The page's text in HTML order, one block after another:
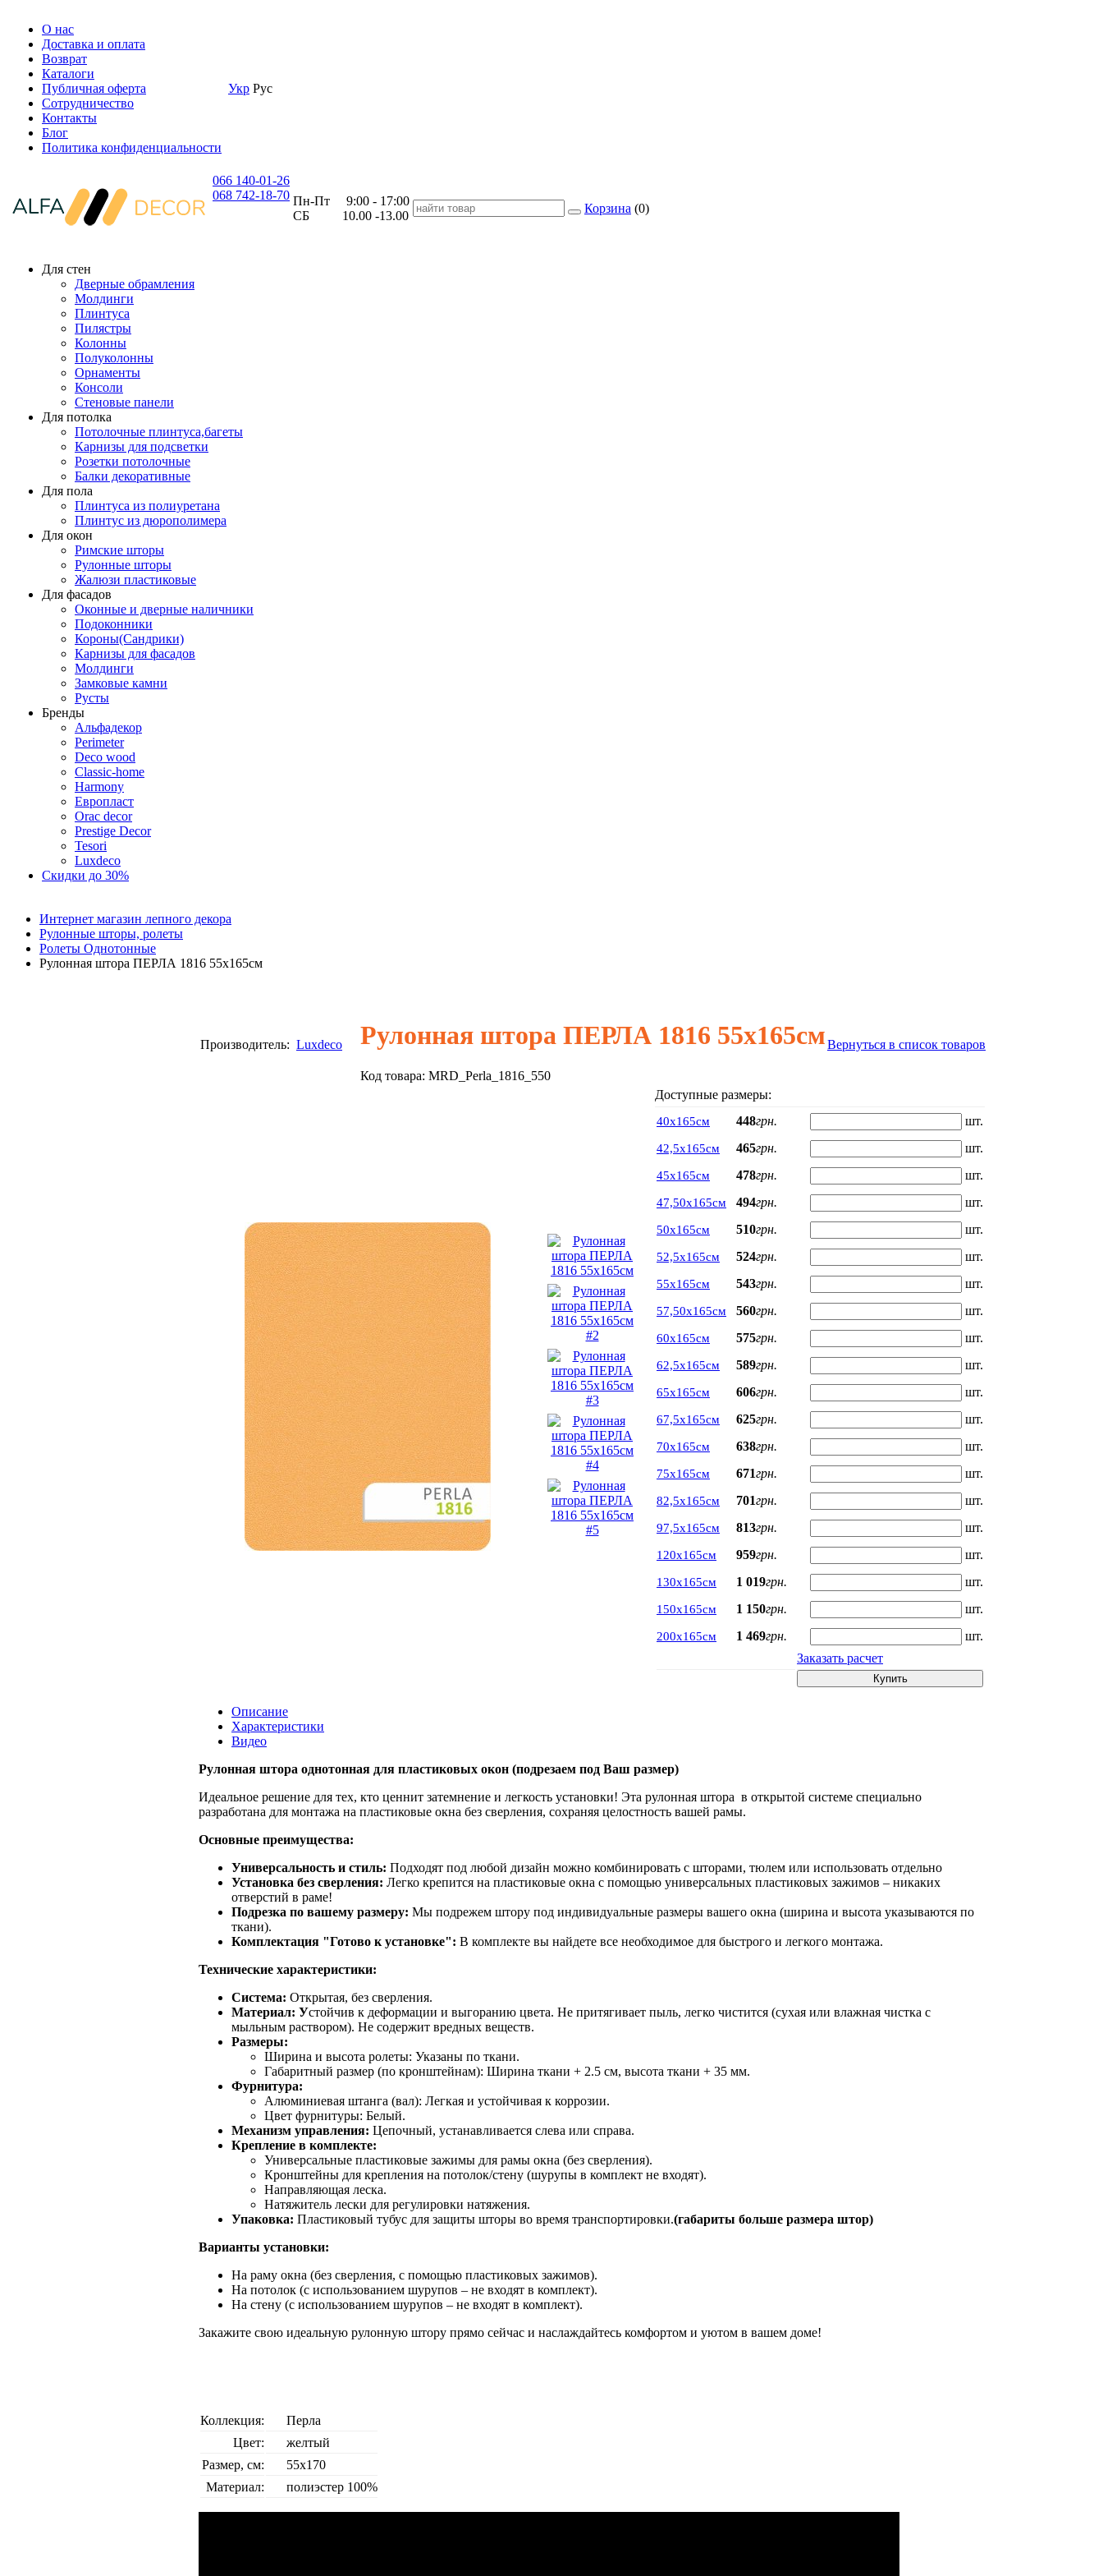
О нас
Доставка и оплата
Возврат
Каталоги
Публичная оферта
Сотрудничество
Контакты
Блог
Политика конфиденциальности
Укр Рус
066 140-01-26
068 742-18-70 Пн-Пт 9:00 - 17:00
СБ 10.00 -13.00
Корзина (0)
Для стен
Дверные обрамления
Молдинги
Плинтуса
Пилястры
Колонны
Полуколонны
Орнаменты
Консоли
Стеновые панели
Для потолка
Потолочные плинтуса,багеты
Карнизы для подсветки
Розетки потолочные
Балки декоративные
Для пола
Плинтуса из полиуретана
Плинтус из дюрополимера
Для окон
Римские шторы
Рулонные шторы
Жалюзи пластиковые
Для фасадов
Оконные и дверные наличники
Подоконники
Короны(Сандрики)
Карнизы для фасадов
Молдинги
Замковые камни
Русты
Бренды
Альфадекор
Perimeter
Deco wood
Classic-home
Harmony
Европласт
Orac decor
Prestige Decor
Tesori
Luxdeco
Скидки до 30%
Интернет магазин лепного декора
Рулонные шторы, ролеты
Ролеты Однотонные
Рулонная штора ПЕРЛА 1816 55х165см
Производитель: Luxdeco Рулонная штора ПЕРЛА 1816 55х165см
Код товара: MRD_Perla_1816_550
Вернуться в список товаров
Доступные размеры:
40х165см 448грн. шт.
42,5х165см 465грн. шт.
45х165см 478грн. шт.
47,50х165см 494грн. шт.
50х165см 510грн. шт.
52,5х165см 524грн. шт.
55х165см 543грн. шт.
57,50х165см 560грн. шт.
60х165см 575грн. шт.
62,5х165см 589грн. шт.
65х165см 606грн. шт.
67,5х165см 625грн. шт.
70х165см 638грн. шт.
75х165см 671грн. шт.
82,5х165см 701грн. шт.
97,5х165см 813грн. шт.
120х165см 959грн. шт.
130х165см 1 019грн. шт.
150х165см 1 150грн. шт.
200х165см 1 469грн.
шт.
Заказать расчет
Купить
Описание
Характеристики
Видео
Рулонная штора однотонная для пластиковых окон (подрезаем под Ваш размер)
Идеальное решение для тех, кто ценнит затемнение и легкость установки! Эта рулонная штора в открытой системе специально
разработана для монтажа на пластиковые окна без сверления, сохраняя целостность вашей рамы.
Основные преимущества:
Универсальность и стиль: Подходят под любой дизайн можно комбинировать с шторами, тюлем или использовать отдельно
Установка без сверления: Легко крепится на пластиковые окна с помощью универсальных пластиковых зажимов – никаких
отверстий в раме!
Подрезка по вашему размеру: Мы подрежем штору под индивидуальные размеры вашего окна (ширина и высота указываются по
ткани).
Комплектация "Готово к установке": В комплекте вы найдете все необходимое для быстрого и легкого монтажа.
Технические характеристики:
Система: Открытая, без сверления.
Материал: Устойчив к деформации и выгоранию цвета. Не притягивает пыль, легко чистится (сухая или влажная чистка с
мыльным раствором). Не содержит вредных веществ.
Размеры:
Ширина и высота ролеты: Указаны по ткани.
Габаритный размер (по кронштейнам): Ширина ткани + 2.5 см, высота ткани + 35 мм.
Фурнитура:
Алюминиевая штанга (вал): Легкая и устойчивая к коррозии.
Цвет фурнитуры: Белый.
Механизм управления: Цепочный, устанавливается слева или справа.
Крепление в комплекте:
Универсальные пластиковые зажимы для рамы окна (без сверления).
Кронштейны для крепления на потолок/стену (шурупы в комплект не входят).
Направляющая леска.
Натяжитель лески для регулировки натяжения.
Упаковка: Пластиковый тубус для защиты шторы во время транспортировки.(габариты больше размера штор)
Варианты установки:
На раму окна (без сверления, с помощью пластиковых зажимов).
На потолок (с использованием шурупов – не входят в комплект).
На стену (с использованием шурупов – не входят в комплект).
Закажите свою идеальную рулонную штору прямо сейчас и наслаждайтесь комфортом и уютом в вашем доме!
Коллекция:
Перла
Цвет:
желтый
Размер, см:
55х170
Материал:
полиэстер 100%